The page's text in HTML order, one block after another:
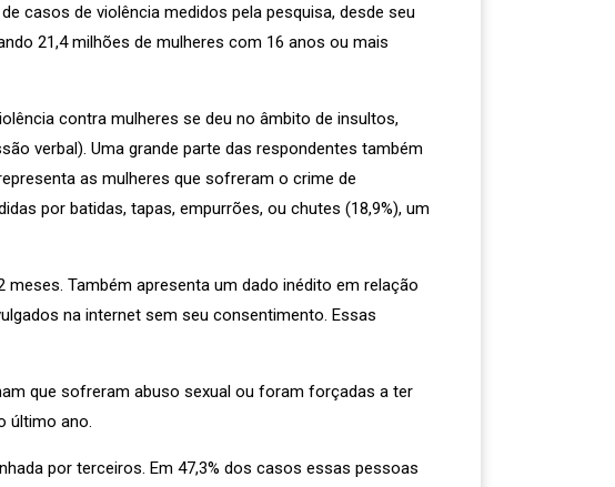
casos de violência medidos pela pesquisa, desde seu
21,4 milhões de mulheres com 16 anos ou mais
contra mulheres se deu no âmbito de insultos,
verbal). Uma grande parte das respondentes também
as mulheres que sofreram o crime de
por batidas, tapas, empurrões, ou chutes (18,9%), um
Também apresenta um dado inédito em relação
na internet sem seu consentimento. Essas
que sofreram abuso sexual ou foram forçadas a ter
último ano.
por terceiros. Em 47,3% dos casos essas pessoas